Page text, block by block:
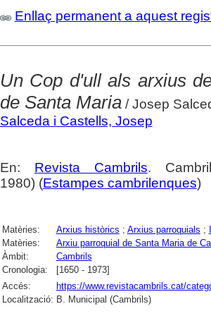
Enllaç permanent a aquest
Un Cop d'ull als arxius
de Santa Maria/ Josep
Salceda i Castells, Josep
En: Revista Cambrils.
1980) (Estampes cambrilenques)
Matèries: Arxius històrics ; Arxius parroquials ;
Matèries:
Arxiu parroquial de Santa Maria de
Àmbit:
Cambrils
Cronologia:
[1650 - 1973]
Accés:
https://www.revistacambrils.cat/
Localització: B. Municipal (Cambrils)